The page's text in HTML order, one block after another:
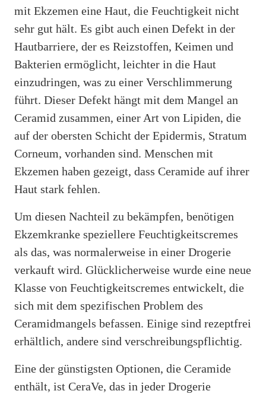
mit Ekzemen eine Haut, die Feuchtigkeit nicht
sehr gut hält. Es gibt auch einen Defekt in der
Hautbarriere, der es Reizstoffen, Keimen und
Bakterien ermöglicht, leichter in die Haut
einzudringen, was zu einer Verschlimmerung
führt. Dieser Defekt hängt mit dem Mangel an
Ceramid zusammen, einer Art von Lipiden, die
auf der obersten Schicht der Epidermis, Stratum
Corneum, vorhanden sind. Menschen mit
Ekzemen haben gezeigt, dass Ceramide auf ihrer
Haut stark fehlen.
Um diesen Nachteil zu bekämpfen, benötigen
Ekzemkranke speziellere Feuchtigkeitscremes
als das, was normalerweise in einer Drogerie
verkauft wird. Glücklicherweise wurde eine neue
Klasse von Feuchtigkeitscremes entwickelt, die
sich mit dem spezifischen Problem des
Ceramidmangels befassen. Einige sind rezeptfrei
erhältlich, andere sind verschreibungspflichtig.
Eine der günstigsten Optionen, die Ceramide
enthält, ist CeraVe, das in jeder Drogerie